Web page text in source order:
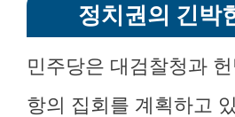
정치권의 긴박
민주당은 대검찰청과
항의 집회를 계획하고